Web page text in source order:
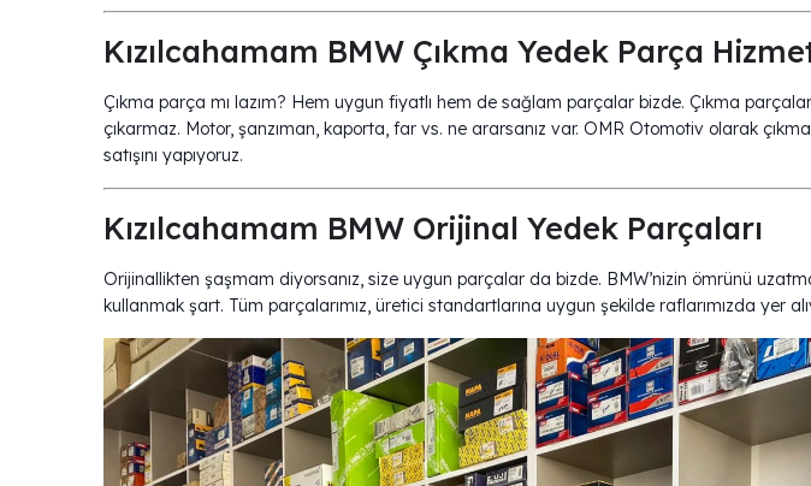
Kızılcahamam BMW Çıkma Yedek Parça
Çıkma parça mı lazım? Hem uygun fiyatlı hem de sağlam parçalar bizde. Çıkma
çıkarmaz. Motor, şanzıman, kaporta, far vs. ne ararsanız var. OMR Otomotiv olarak
satışını yapıyoruz.
Kızılcahamam BMW Orijinal Yedek Parçaları
Orijinallikten şaşmam diyorsanız, size uygun parçalar da bizde. BMW’nizin ömrünü
kullanmak şart. Tüm parçalarımız, üretici standartlarına uygun şekilde raflarımızda yer